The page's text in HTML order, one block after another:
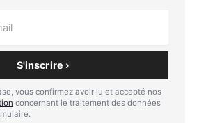
S'inscrire ›
vous confirmez avoir lu et accepté nos
concernant le traitement des données